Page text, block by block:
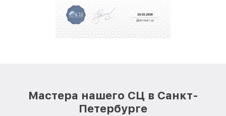
Мастера нашего СЦ в Санкт-
Петербурге